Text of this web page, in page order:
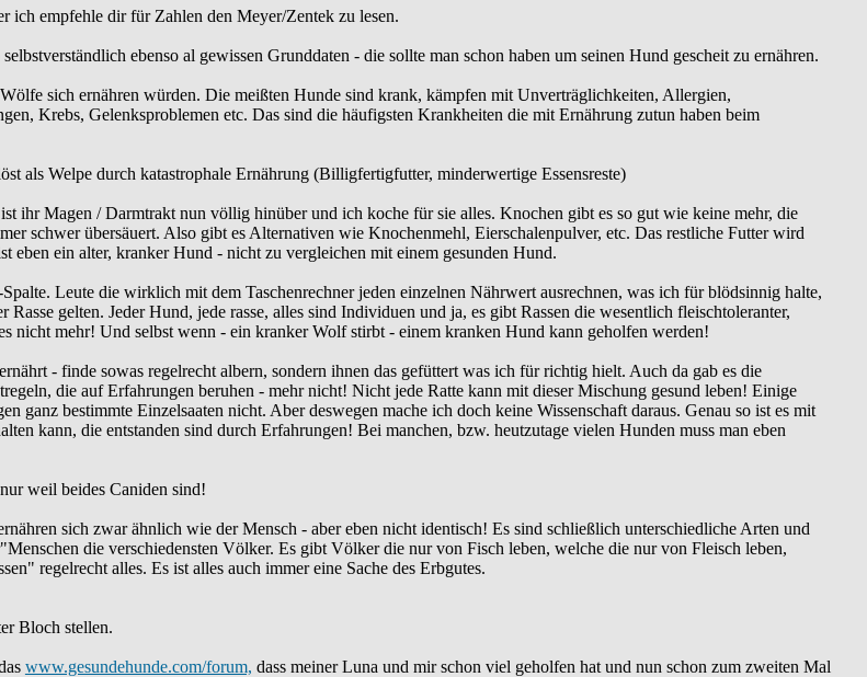
ich empfehle dir für Zahlen den Meyer/Zentek zu lesen.
ebenso al gewissen Grunddaten - die sollte man schon haben um seinen Hund gescheit zu ernähren.
sich ernähren würden. Die meißten Hunde sind krank, kämpfen mit Unverträglichkeiten, Allergien,
Krebs, Gelenksproblemen etc. Das sind die häufigsten Krankheiten die mit Ernährung zutun haben beim
als Welpe durch katastrophale Ernährung (Billigfertigfutter, minderwertige Essensreste)
ihr Magen / Darmtrakt nun völlig hinüber und ich koche für sie alles. Knochen gibt es so gut wie keine mehr, die
schwer übersäuert. Also gibt es Alternativen wie Knochenmehl, Eierschalenpulver, etc. Das restliche Futter wird
ein alter, kranker Hund - nicht zu vergleichen mit einem gesunden Hund.
Leute die wirklich mit dem Taschenrechner jeden einzelnen Nährwert ausrechnen, was ich für blödsinnig halte,
gelten. Jeder Hund, jede rasse, alles sind Individuen und ja, es gibt Rassen die wesentlich fleischtoleranter,
nicht mehr! Und selbst wenn - ein kranker Wolf stirbt - einem kranken Hund kann geholfen werden!
- finde sowas regelrecht albern, sondern ihnen das gefüttert was ich für richtig hielt. Auch da gab es die
die auf Erfahrungen beruhen - mehr nicht! Nicht jede Ratte kann mit dieser Mischung gesund leben! Einige
ganz bestimmte Einzelsaaten nicht. Aber deswegen mache ich doch keine Wissenschaft daraus. Genau so ist es mit
kann, die entstanden sind durch Erfahrungen! Bei manchen, bzw. heutzutage vielen Hunden muss man eben
weil beides Caniden sind!
sich zwar ähnlich wie der Mensch - aber eben nicht identisch! Es sind schließlich unterschiedliche Arten und
die verschiedensten Völker. Es gibt Völker die nur von Fisch leben, welche die nur von Fleisch leben,
regelrecht alles. Es ist alles auch immer eine Sache des Erbgutes.
Bloch stellen.
www.gesundehunde.com/forum, dass meiner Luna und mir schon viel geholfen hat und nun schon zum zweiten Mal